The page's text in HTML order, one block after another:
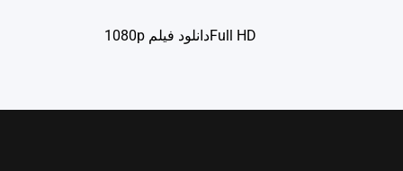
Full HDدانلود فيلم 1080p